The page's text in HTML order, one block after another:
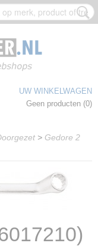
UW WINKELWAGEN
Geen producten (0)
> Gedore 2